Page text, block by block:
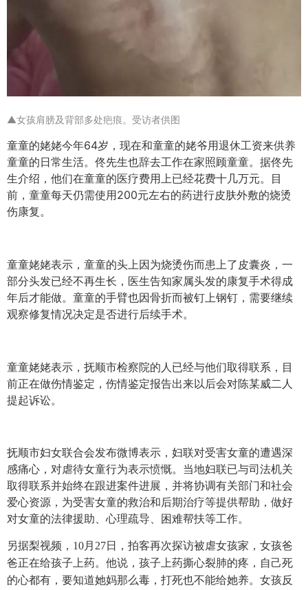
▲女孩肩膀及背部多处疤痕。受访者供图
童童的姥姥今年64岁，现在和童童的姥爷用退休工资来供养
童童的日常生活。佟先生也辞去工作在家照顾童童。据佟先
生介绍，他们在童童的医疗费用上已经花费十几万元。目
前，童童每天仍需使用200元左右的药进行皮肤外敷的烧烫
伤康复。
童童姥姥表示，童童的头上因为烧烫伤而患上了皮囊炎，一
部分头发已经不再生长，医生告知家属头发的康复手术得成
年后才能做。童童的手臂也因骨折而被钉上钢钉，需要继续
观察修复情况决定是否进行后续手术。
童童姥姥表示，抚顺市检察院的人已经与他们取得联系，目
前正在做伤情鉴定，伤情鉴定报告出来以后会对陈某威二人
提起诉讼。
抚顺市妇女联合会发布微博表示，妇联对受害女童的遭遇深
感痛心，对虐待女童行为表示愤慨。当地妇联已与司法机关
取得联系并始终在跟进案件进展，并将协调有关部门和社会
爱心资源，为受害女童的救治和后期治疗等提供帮助，做好
对女童的法律援助、心理疏导、困难帮扶等工作。
另据梨视频，10月27日，拍客再次探访被虐女孩家，女孩爸
爸正在给孩子上药。他说，孩子上药撕心裂肺的疼，自己死
的心都有，要知道她妈那么毒，打死也不能给她养。女孩反